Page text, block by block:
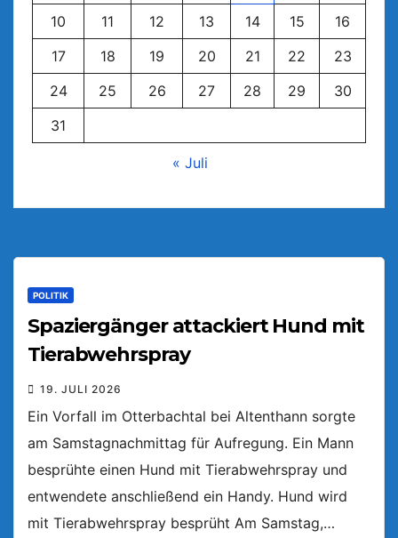
10
11 12 13 14 15
16
17
18 19 20 21 22
23
24
25 26 27 28 29
30
31
« Juli
POLITIK
Spaziergänger attackiert Hund mit
Tierabwehrspray
19. JULI 2026
Ein Vorfall im Otterbachtal bei Altenthann sorgte
am Samstagnachmittag für Aufregung. Ein Mann
besprühte einen Hund mit Tierabwehrspray und
entwendete anschließend ein Handy. Hund wird
mit Tierabwehrspray besprüht Am Samstag,…